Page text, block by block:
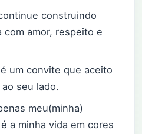
construindo
com amor, respeito e
um convite que aceito
seu lado.
meu(minha)
a minha vida em cores